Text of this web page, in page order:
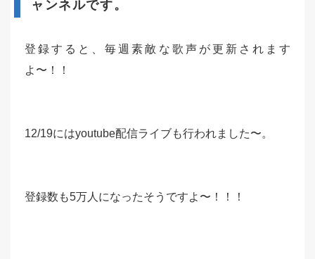
ャンネルです。
登録すると、毎週素敵な歌声が更新されます
よ〜！！
12/19にはyoutube配信ライブも行われました〜。
登録数も5万人になったそうですよ〜！！！